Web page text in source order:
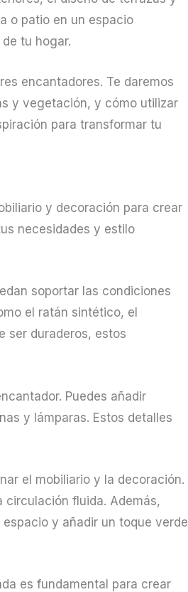
o patio en un espacio
tu hogar.
encantadores. Te daremos
y vegetación, y cómo utilizar
para transformar tu
y decoración para crear
necesidades y estilo
soportar las condiciones
el ratán sintético, el
ser duraderos, estos
Puedes añadir
y lámparas. Estos detalles
el mobiliario y la decoración.
circulación fluida. Además,
y añadir un toque verde
es fundamental para crear